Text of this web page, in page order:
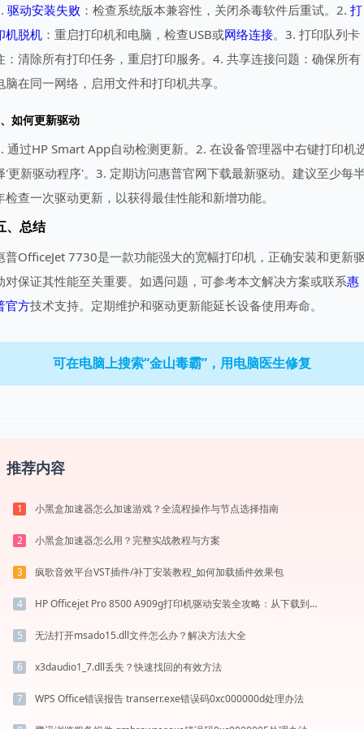
驱动安装失败 ：检查系统版本兼容性，关闭杀毒软件后重试。2. 打
机脱机 ：重启打印机和电脑，检查USB或网络连接。3. 打印队列卡
：清除所有打印任务，重启打印服务。4. 共享连接问题：确保所有
脑在同一网络，启用文件和打印机共享。
如何更新驱动
通过HP Smart App自动检测更新。2. 在设备管理器中右键打印机
'更新驱动程序'。3. 定期访问惠普官网下载最新驱动。建议至少每
检查一次驱动更新，以获得最佳性能和新增功能。
、总结
普OfficeJet 7730是一款功能强大的宽幅打印机，正确安装和更新
对保证其性能至关重要。如遇问题，可参考本文解决方案或联系惠
官方技术支持。定期维护和驱动更新能延长设备使用寿命。
可在电脑上搜索“金山毒霸”，用电脑医生修复
推荐内容
1 小黑盒加速器怎么加速游戏？全流程操作与节点选择指南
2 小黑盒加速器怎么用？完整实战教程与方案
3 疯歌音效平台VST插件/补丁安装教程_如何加载插件效果包
4 HP Officejet Pro 8500 A909g打印机驱动安装全攻略：从下载到安装完全教程
5 无法打开msado15.dll文件怎么办？解决方法大全
6 x3daudio1_7.dll丢失？快速找回的有效方法
7 WPS Office错误报告 transerr.exe错误码0xc000000d处理办法